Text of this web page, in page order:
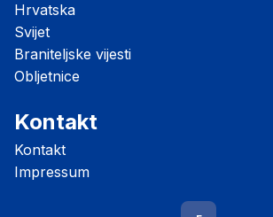
Hrvatska
Svijet
Braniteljske vijesti
Obljetnice
Kontakt
Kontakt
Impressum